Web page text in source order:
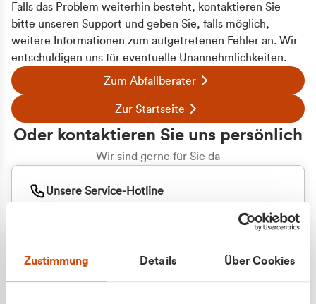
Zustimmung Details Über Cookies
Falls das Problem weiterhin besteht, kontaktieren Sie
bitte unseren Support und geben Sie, falls möglich,
weitere Informationen zum aufgetretenen Fehler an. Wir
entschuldigen uns für eventuelle Unannehmlichkeiten.
Zum Abfallberater
Zur Startseite
Oder kontaktieren Sie uns persönlich
Wir sind gerne für Sie da
Unsere Service-Hotline
+49 177 8376058